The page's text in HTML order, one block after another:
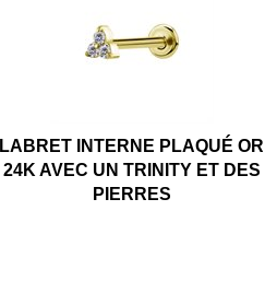
LABRET INTERNE PLAQUÉ OR
24K AVEC UN TRINITY ET DES
PIERRES